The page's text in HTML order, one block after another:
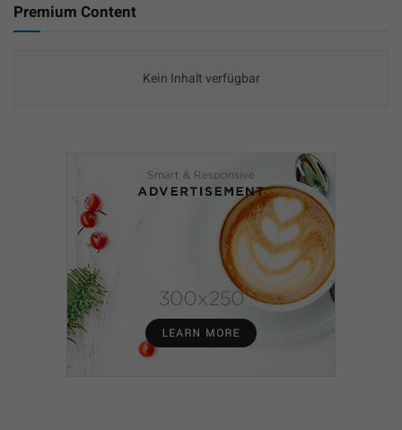
Premium Content
Kein Inhalt verfügbar